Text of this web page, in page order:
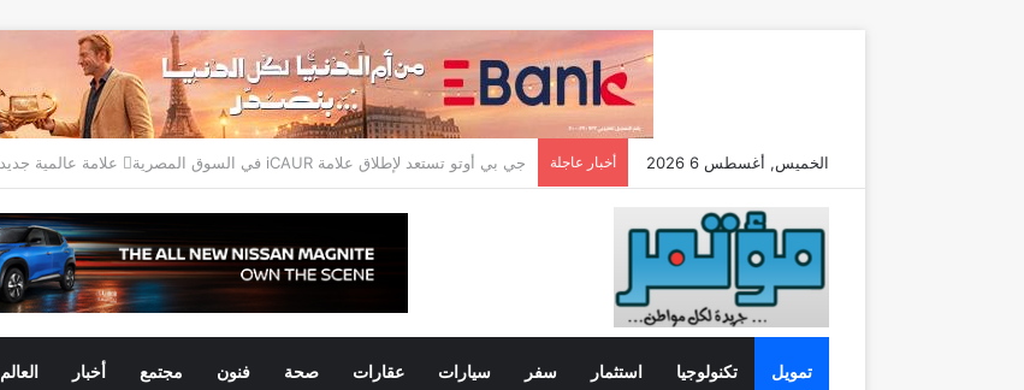
الخميس, أغسطس 6 2026 أخبار عاجلة
تمويل تكنولوجيا استثمار سفر سيارات عقارات صحة فنون مجتمع أخبار العالم